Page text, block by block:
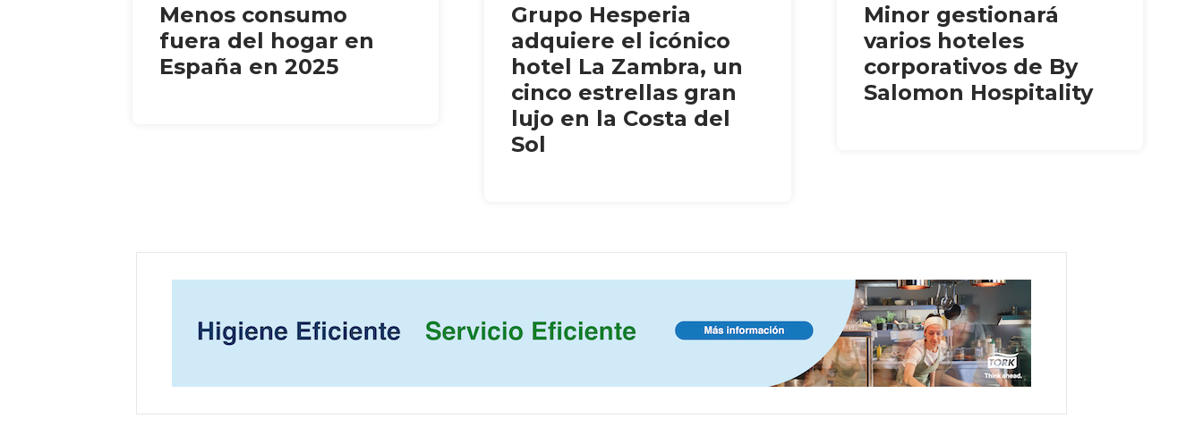
Menos consumo
fuera del hogar en
España en 2025
Grupo Hesperia
adquiere el icónico
hotel La Zambra, un
cinco estrellas gran
lujo en la Costa del
Sol
Minor gestionará
varios hoteles
corporativos de By
Salomon Hospitality